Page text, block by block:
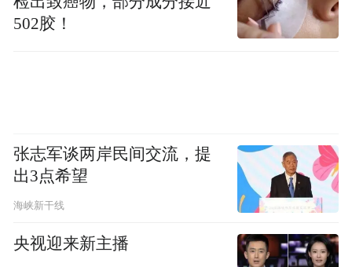
502胶！
张志军谈两岸民间交流，提
出3点希望
海峡新干线
央视迎来新主播